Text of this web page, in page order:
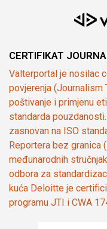
CERTIFIKAT
Valterportal je nosilac
povjerenja
poštivanje i primjenu
standarda
zasnovan na ISO
Reportera bez granica
međunarodnih
odbora za
kuća Deloitte je
programu JTI i CWA